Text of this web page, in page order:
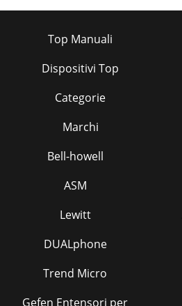
Top Manuali
Dispositivi Top
Categorie
Marchi
Bell-howell
ASM
Lewitt
DUALphone
Trend Micro
Gefen Entensori per